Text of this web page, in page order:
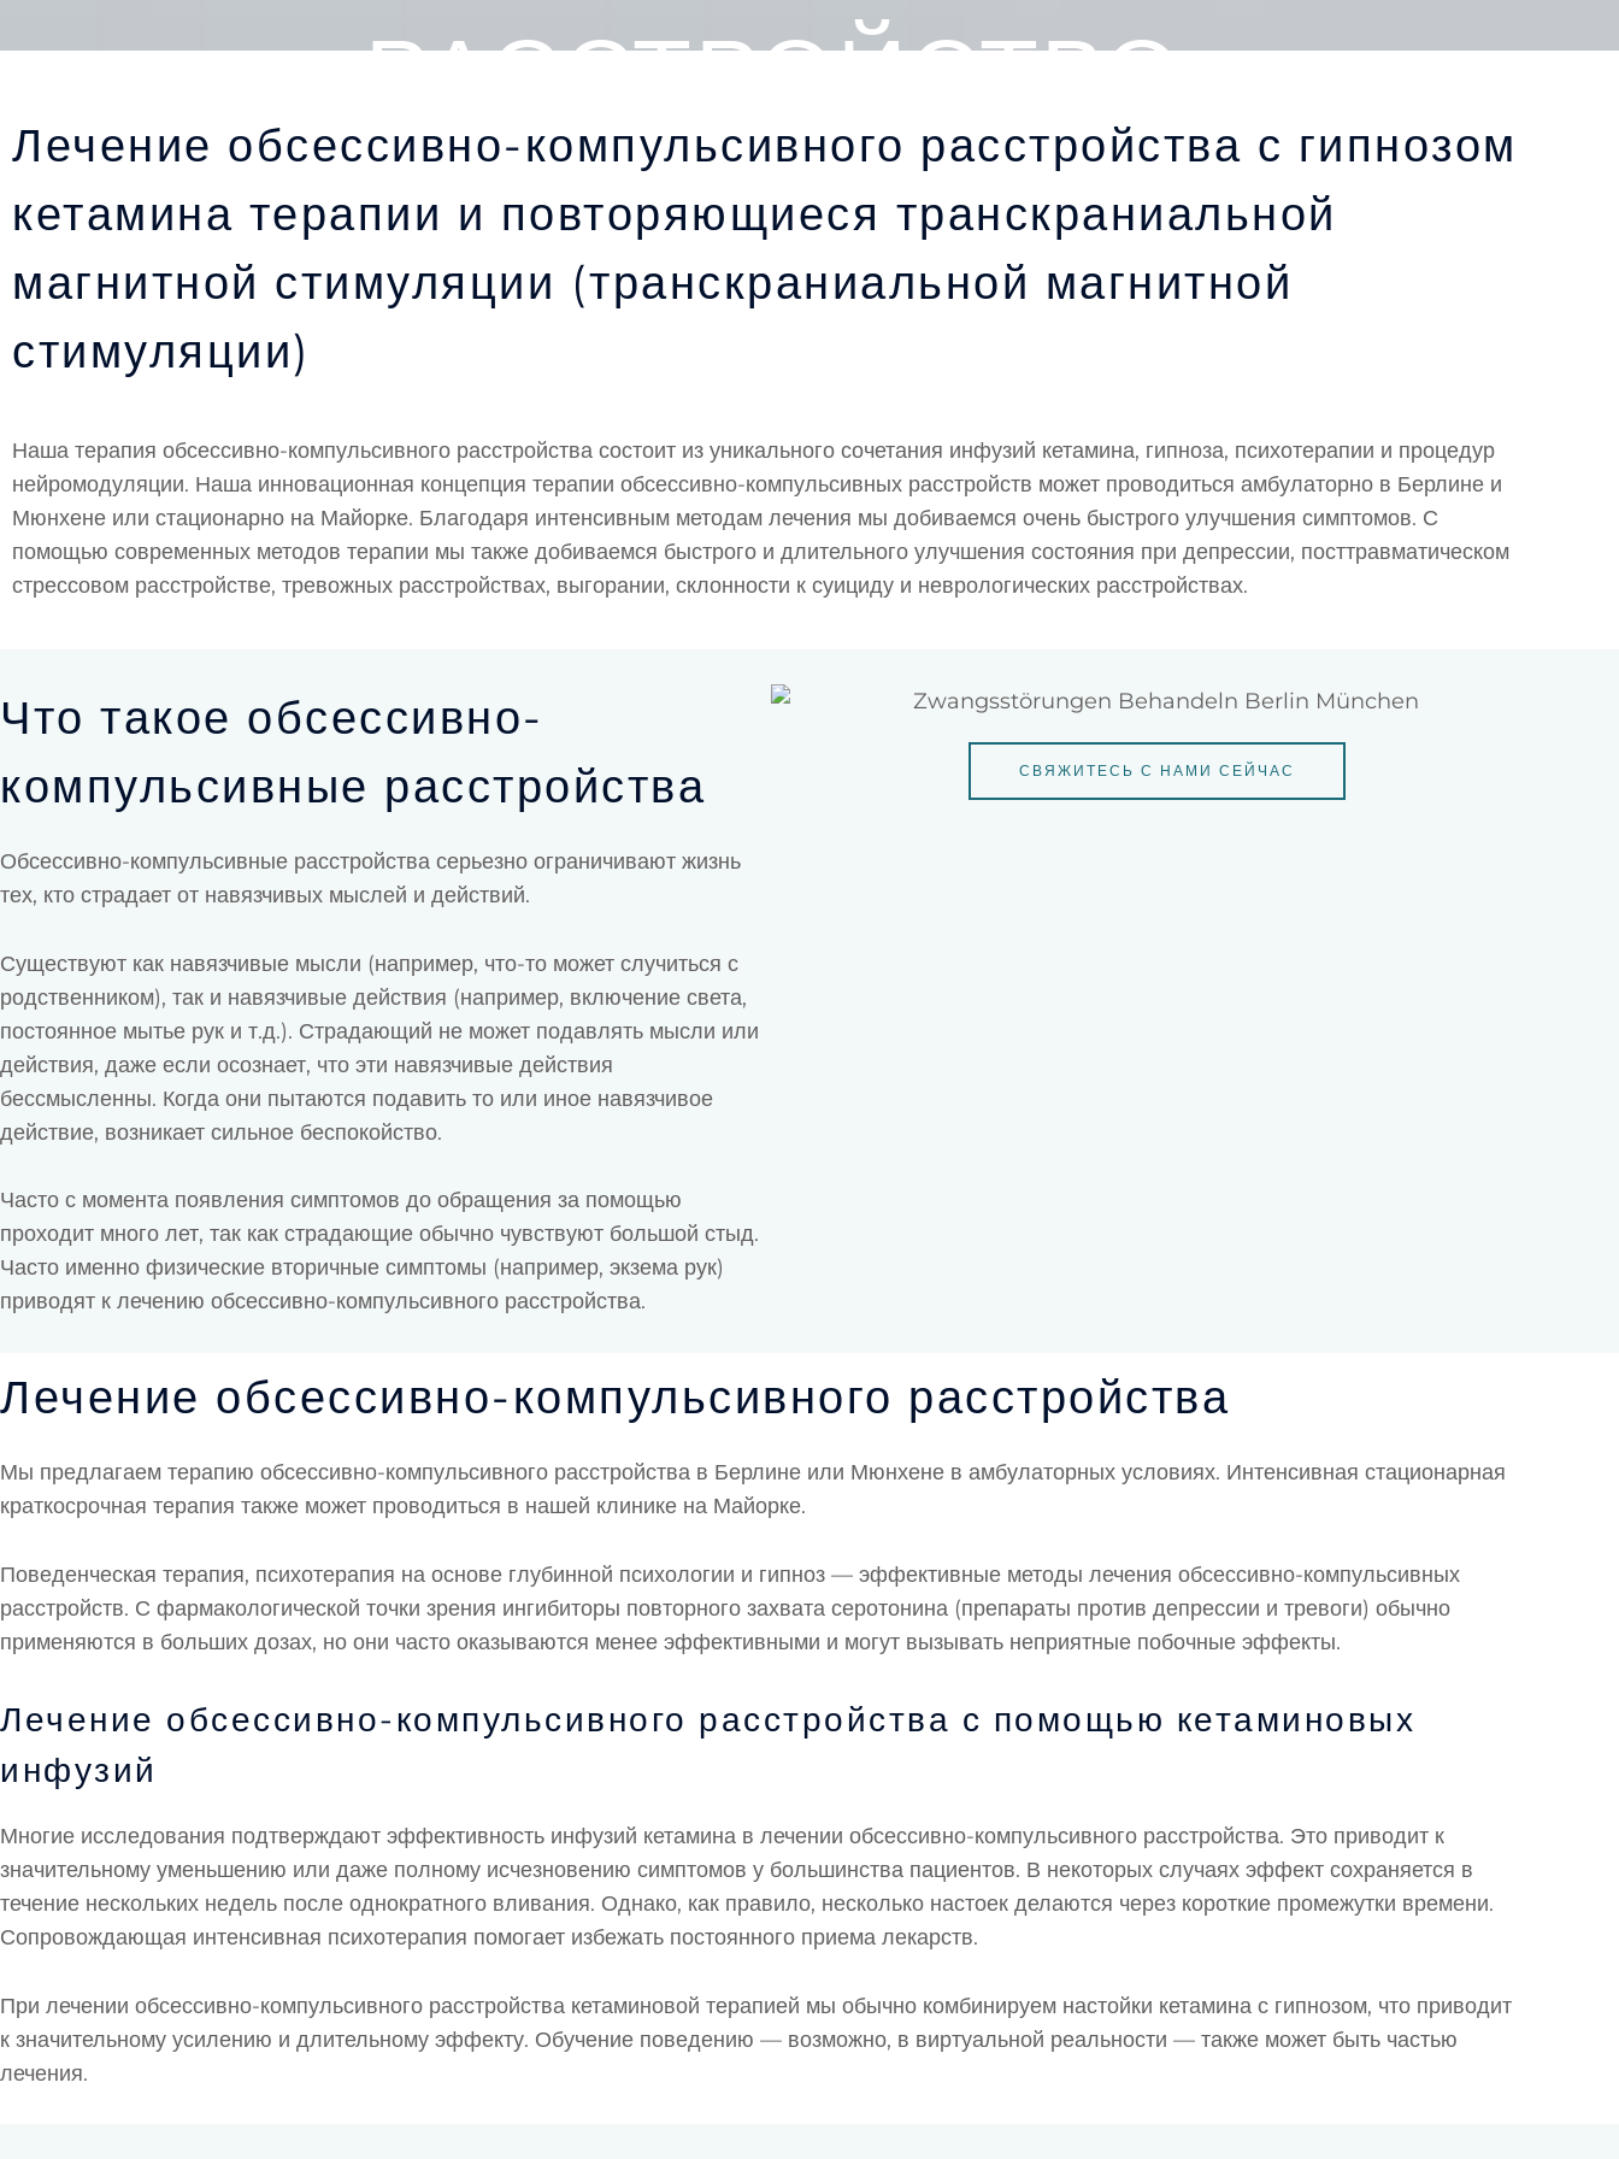
РАССТРОЙСТВО
Лечение обсессивно-компульсивного расстройства с гипнозом
кетамина терапии и повторяющиеся транскраниальной
магнитной стимуляции (транскраниальной магнитной
стимуляции)
Наша терапия обсессивно-компульсивного расстройства состоит из уникального сочетания инфузий кетамина, гипноза, психотерапии и процедур
нейромодуляции. Наша инновационная концепция терапии обсессивно-компульсивных расстройств может проводиться амбулаторно в Берлине и
Мюнхене или стационарно на Майорке. Благодаря интенсивным методам лечения мы добиваемся очень быстрого улучшения симптомов. С
помощью современных методов терапии мы также добиваемся быстрого и длительного улучшения состояния при депрессии, посттравматическом
стрессовом расстройстве, тревожных расстройствах, выгорании, склонности к суициду и неврологических расстройствах.
Что такое обсессивно-
компульсивные расстройства
Обсессивно-компульсивные расстройства серьезно ограничивают жизнь
тех, кто страдает от навязчивых мыслей и действий.
Существуют как навязчивые мысли (например, что-то может случиться с
родственником), так и навязчивые действия (например, включение света,
постоянное мытье рук и т.д.). Страдающий не может подавлять мысли или
действия, даже если осознает, что эти навязчивые действия
бессмысленны. Когда они пытаются подавить то или иное навязчивое
действие, возникает сильное беспокойство.
Часто с момента появления симптомов до обращения за помощью
проходит много лет, так как страдающие обычно чувствуют большой стыд.
Часто именно физические вторичные симптомы (например, экзема рук)
приводят к лечению обсессивно-компульсивного расстройства.
СВЯЖИТЕСЬ С НАМИ СЕЙЧАС
Лечение обсессивно-компульсивного расстройства
Мы предлагаем терапию обсессивно-компульсивного расстройства в Берлине или Мюнхене в амбулаторных условиях. Интенсивная стационарная
краткосрочная терапия также может проводиться в нашей клинике на Майорке.
Поведенческая терапия, психотерапия на основе глубинной психологии и гипноз — эффективные методы лечения обсессивно-компульсивных
расстройств. С фармакологической точки зрения ингибиторы повторного захвата серотонина (препараты против депрессии и тревоги) обычно
применяются в больших дозах, но они часто оказываются менее эффективными и могут вызывать неприятные побочные эффекты.
Лечение обсессивно-компульсивного расстройства с помощью кетаминовых
инфузий
Многие исследования подтверждают эффективность инфузий кетамина в лечении обсессивно-компульсивного расстройства. Это приводит к
значительному уменьшению или даже полному исчезновению симптомов у большинства пациентов. В некоторых случаях эффект сохраняется в
течение нескольких недель после однократного вливания. Однако, как правило, несколько настоек делаются через короткие промежутки времени.
Сопровождающая интенсивная психотерапия помогает избежать постоянного приема лекарств.
При лечении обсессивно-компульсивного расстройства кетаминовой терапией мы обычно комбинируем настойки кетамина с гипнозом, что приводит
к значительному усилению и длительному эффекту. Обучение поведению — возможно, в виртуальной реальности — также может быть частью
лечения.